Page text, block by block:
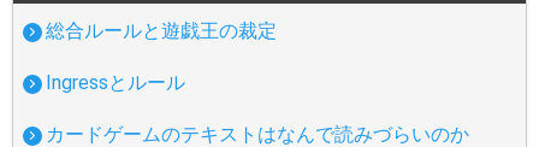
総合ルールと遊戯王の裁定
Ingressとルール
カードゲームのテキストはなんで読みづらいのか